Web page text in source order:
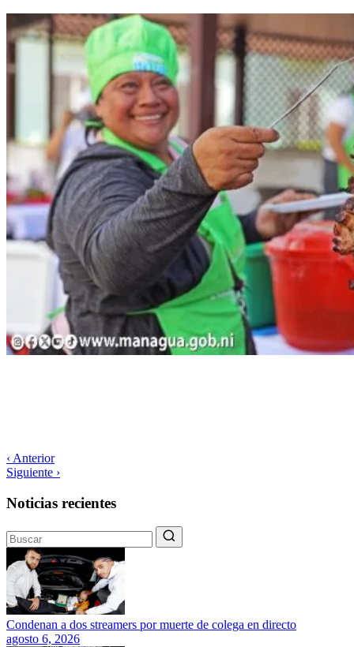
‹ Anterior
Siguiente ›
Noticias recientes
Condenan a dos streamers por muerte de colega en directo
agosto 6, 2026